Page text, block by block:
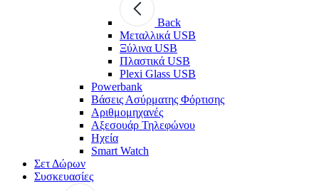
Back
Μεταλλικά USB
Ξύλινα USB
Πλαστικά USB
Plexi Glass USB
Powerbank
Βάσεις Ασύρματης Φόρτισης
Αριθμομηχανές
Αξεσουάρ Τηλεφώνου
Ηχεία
Smart Watch
Σετ Δώρων
Συσκευασίες